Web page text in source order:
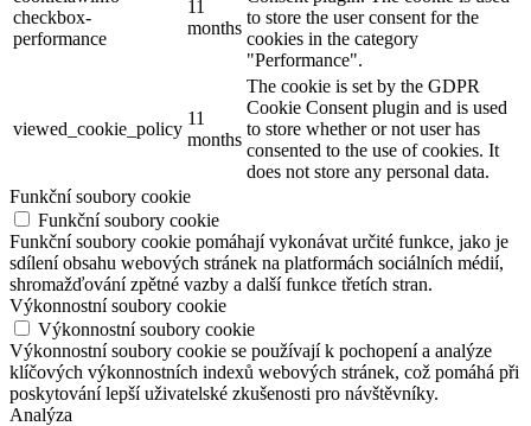
checkbox-
performance
11
months
to store the user consent for the
cookies in the category
"Performance".
viewed_cookie_policy
11
months
The cookie is set by the GDPR
Cookie Consent plugin and is used
to store whether or not user has
consented to the use of cookies. It
does not store any personal data.
Funkční soubory cookie
Funkční soubory cookie
Funkční soubory cookie pomáhají vykonávat určité funkce, jako je
sdílení obsahu webových stránek na platformách sociálních médií,
shromažďování zpětné vazby a další funkce třetích stran.
Výkonnostní soubory cookie
Výkonnostní soubory cookie
Výkonnostní soubory cookie se používají k pochopení a analýze
klíčových výkonnostních indexů webových stránek, což pomáhá při
poskytování lepší uživatelské zkušenosti pro návštěvníky.
Analýza